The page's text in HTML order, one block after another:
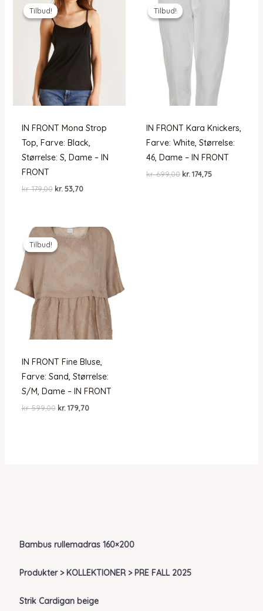
Bambus rullemadras 160×200
Produkter > KOLLEKTIONER > PRE FALL 2025
Strik Cardigan beige
Tilbud!
Tilbud!
IN FRONT Mona Strop
Top, Farve: Black,
Størrelse: S, Dame – IN
FRONT
kr.179,00 Den
kr. 179,00.
kr.53,70Den
kr. 53,70.
Tilbud!
Tilbud!
IN FRONT Kara Knickers,
Farve: White, Størrelse:
46, Dame – IN FRONT
kr.699,00 Den
kr.174,75Den
Tilbud!
Tilbud!
IN FRONT Fine Bluse,
Farve: Sand, Størrelse:
S/M, Dame – IN FRONT
kr.599,00 Den
kr.179,70Den